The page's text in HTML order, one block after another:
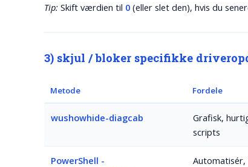
Tip: Skift værdien til 0 (eller slet den), hvis du
3) skjul / bloker specifikke
Metode Fordele
wushowhide-diagcab
Grafisk,
scripts
PowerShell -